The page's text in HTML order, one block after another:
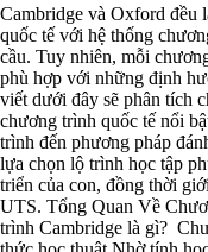
Cambridge và Oxford đều
quốc tế với hệ thống
cầu. Tuy nhiên, mỗi
phù hợp với những định
viết dưới đây sẽ phân tích
chương trình quốc tế nổi
trình đến phương pháp
lựa chọn lộ trình học tập
triển của con, đồng thời
UTS. Tổng Quan Về
trình Cambridge là gì?